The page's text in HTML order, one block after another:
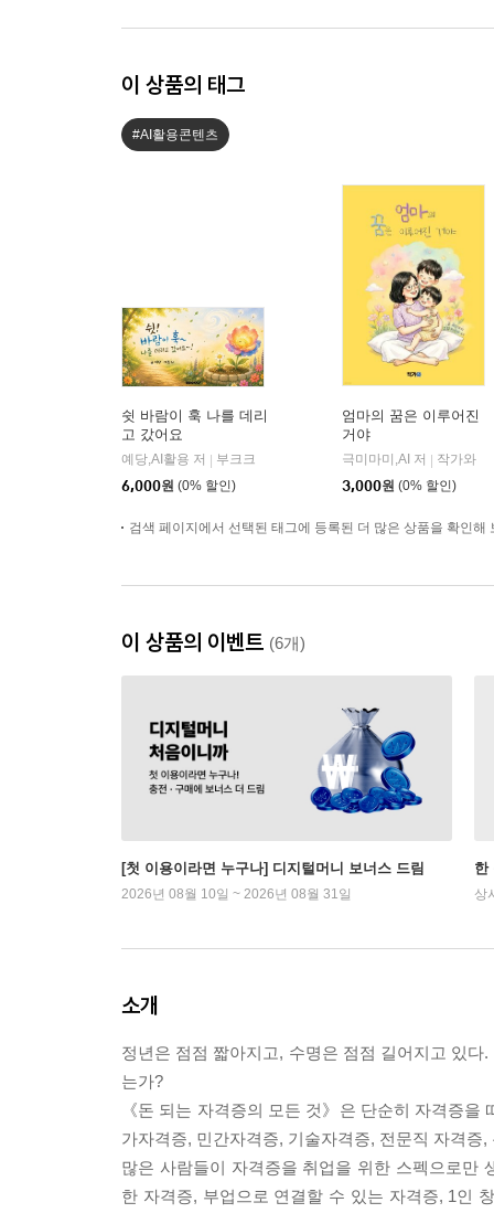
이 상품의 태그
#AI활용콘텐츠
쉿 바람이 훅 나를 데리
고 갔어요
예당,AI활용 저 | 부크크
6,000원 (0% 할인)
엄마의 꿈은 이루어진
거야
극미마미,AI 저 | 작가와
3,000원 (0% 할인)
검색 페이지에서 선택된 태그에 등록된 더 많은 상품을 확인해
이 상품의 이벤트 (6개)
[첫 이용이라면 누구나] 디지털머니 보너스 드림
2026년 08월 10일 ~ 2026년 08월 31일
한
상
소개
정년은 점점 짧아지고, 수명은 점점 길어지고 있
는가?
《돈 되는 자격증의 모든 것》은 단순히 자격증
가자격증, 민간자격증, 기술자격증, 전문직 자격
많은 사람들이 자격증을 취업을 위한 스펙으로만
한 자격증, 부업으로 연결할 수 있는 자격증, 1인